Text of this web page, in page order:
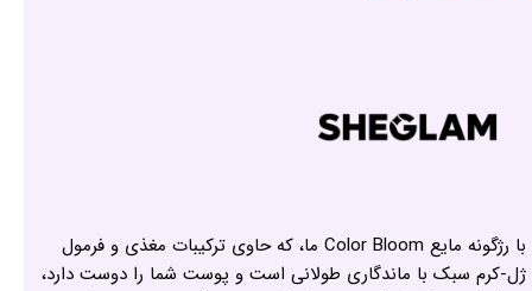
با رژگونه مایع Color Bloom ما، که حاوی ترکیبات مغذی و فرمول
ژل-کرم سبک با ماندگاری طولانی است و پوست شما را دوست دارد،